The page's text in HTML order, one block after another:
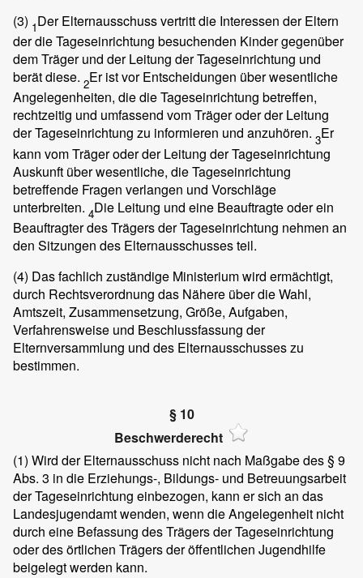
(3) 1Der Elternausschuss vertritt die Interessen der Eltern
der die Tageseinrichtung besuchenden Kinder gegenüber
dem Träger und der Leitung der Tageseinrichtung und
berät diese. 2Er ist vor Entscheidungen über wesentliche
Angelegenheiten, die die Tageseinrichtung betreffen,
rechtzeitig und umfassend vom Träger oder der Leitung
der Tageseinrichtung zu informieren und anzuhören. 3Er
kann vom Träger oder der Leitung der Tageseinrichtung
Auskunft über wesentliche, die Tageseinrichtung
betreffende Fragen verlangen und Vorschläge
unterbreiten. 4Die Leitung und eine Beauftragte oder ein
Beauftragter des Trägers der Tageseinrichtung nehmen an
den Sitzungen des Elternausschusses teil.
(4) Das fachlich zuständige Ministerium wird ermächtigt,
durch Rechtsverordnung das Nähere über die Wahl,
Amtszeit, Zusammensetzung, Größe, Aufgaben,
Verfahrensweise und Beschlussfassung der
Elternversammlung und des Elternausschusses zu
bestimmen.
§ 10
Beschwerderecht
(1) Wird der Elternausschuss nicht nach Maßgabe des § 9
Abs. 3 in die Erziehungs-, Bildungs- und Betreuungsarbeit
der Tageseinrichtung einbezogen, kann er sich an das
Landesjugendamt wenden, wenn die Angelegenheit nicht
durch eine Befassung des Trägers der Tageseinrichtung
oder des örtlichen Trägers der öffentlichen Jugendhilfe
beigelegt werden kann.